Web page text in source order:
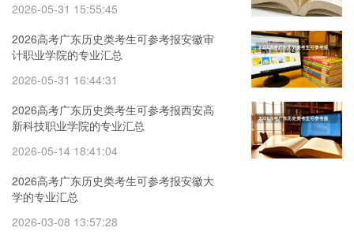
2026-05-31 15:55:45
2026高考广东历史类考生可参考报安徽审
计职业学院的专业汇总
2026-05-31 16:44:31
2026高考广东历史类考生可参考报西安高
新科技职业学院的专业汇总
2026-05-14 18:41:04
2026高考广东历史类考生可参考报安徽大
学的专业汇总
2026-03-08 13:57:28